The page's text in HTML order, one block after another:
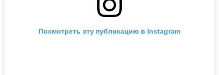
Посмотреть эту публикацию в Instagram